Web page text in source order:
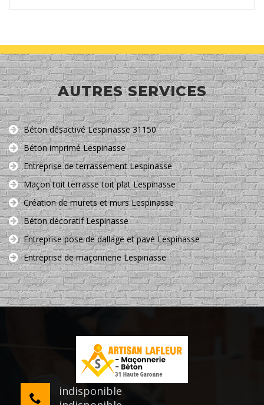
AUTRES SERVICES
Béton désactivé Lespinasse 31150
Béton imprimé Lespinasse
Entreprise de terrassement Lespinasse
Maçon toit terrasse toit plat Lespinasse
Création de murets et murs Lespinasse
Béton décoratif Lespinasse
Entreprise pose de dallage et pavé Lespinasse
Entreprise de maçonnerie Lespinasse
indisponible